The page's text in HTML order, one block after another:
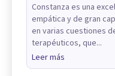
Constanza es una
empática y de gran
en varias cuestiones
terapéuticos, que...
Leer más